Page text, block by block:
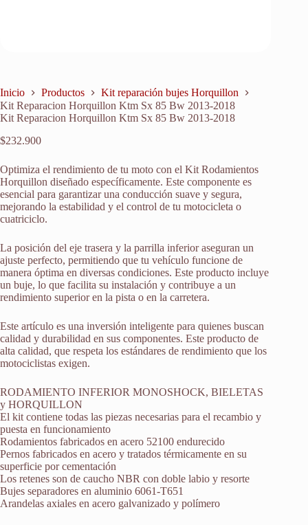
Inicio Productos
Kit reparación bujes Horquillon
Kit Reparacion Horquillon Ktm Sx 85 Bw 2013-2018
Kit Reparacion Horquillon Ktm Sx 85 Bw 2013-2018
$232.900
Optimiza el rendimiento de tu moto con el Kit Rodamientos
Horquillon diseñado específicamente. Este componente es
esencial para garantizar una conducción suave y segura,
mejorando la estabilidad y el control de tu motocicleta o
cuatriciclo.
La posición del eje trasera y la parrilla inferior aseguran un
ajuste perfecto, permitiendo que tu vehículo funcione de
manera óptima en diversas condiciones. Este producto incluye
un buje, lo que facilita su instalación y contribuye a un
rendimiento superior en la pista o en la carretera.
Este artículo es una inversión inteligente para quienes buscan
calidad y durabilidad en sus componentes. Este producto de
alta calidad, que respeta los estándares de rendimiento que los
motociclistas exigen.
RODAMIENTO INFERIOR MONOSHOCK, BIELETAS
y HORQUILLON
El kit contiene todas las piezas necesarias para el recambio y
puesta en funcionamiento
Rodamientos fabricados en acero 52100 endurecido
Pernos fabricados en acero y tratados térmicamente en su
superficie por cementación
Los retenes son de caucho NBR con doble labio y resorte
Bujes separadores en aluminio 6061-T651
Arandelas axiales en acero galvanizado y polímero